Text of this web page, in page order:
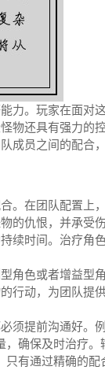
力。玩家在面对
物还具有强力的
成员之间的配合
。在团队配置上
的仇恨，并承受
续时间。治疗角
角色或者增益型
行动，为团队提
须提前沟通好。
，确保及时治疗
只有通过精确的